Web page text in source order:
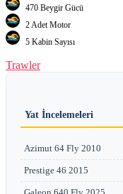
470 Beygir Gücü
2 Adet Motor
5 Kabin Sayısı
Trawler
Yat İncelemeleri
Azimut 64 Fly 2010
Prestige 46 2015